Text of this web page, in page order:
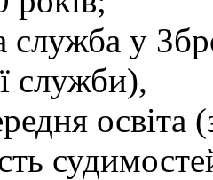
служба у
служби),